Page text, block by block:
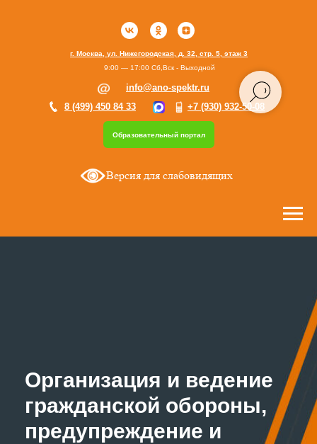
Образовательный портал
г. Москва, ул. Нижегородская, д. 32, стр. 5, этаж 3
+7 (930) 932-50-08
8 (499) 450 84 33
info@ano-spektr.ru
9:00 — 17:00 Сб,Вск - Выходной
Версия для слабовидящих
Организация и ведение
гражданской обороны,
предупреждение и